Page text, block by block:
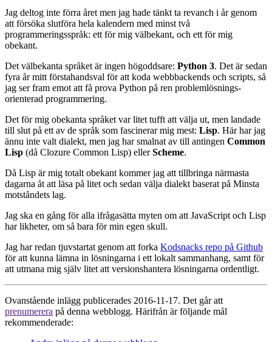
Jag deltog inte förra året men jag hade tänkt ta revanch i år genom
att försöka slutföra hela kalendern med minst två
programmeringsspråk: ett för mig välbekant, och ett för mig
obekant.
Det välbekanta språket är ingen högoddsare: Python 3. Det är sedan
fyra år mitt förstahandsval för att koda webbbackends och scripts, så
jag ser fram emot att få prova Python på ren problemlösnings-
orienterad programmering.
Det för mig obekanta språket var litet tufft att välja ut, men landade
till slut på ett av de språk som fascinerar mig mest: Lisp. Här har jag
ännu inte valt dialekt, men jag har smalnat av till antingen Common
Lisp (då Clozure Common Lisp) ellerScheme.
Då Lisp är mig totalt obekant kommer jag att tillbringa närmasta
dagarna åt att läsa på litet och sedan välja dialekt baserat på Minsta
motståndets lag.
Jag ska en gång för alla ifrågasätta myten om att JavaScript och Lisp
har likheter, om så bara för min egen skull.
Jag har redan tjuvstartat genom att forka Kodsnacks repo på Github
för att kunna lämna in lösningarna i ett lokalt sammanhang, samt för
att utmana mig själv litet att versionshantera lösningarna ordentligt.
Ovanstående inlägg publicerades 2016-11-17. Det går att
prenumerera på denna webblogg. Härifrån är följande mål
rekommenderade: